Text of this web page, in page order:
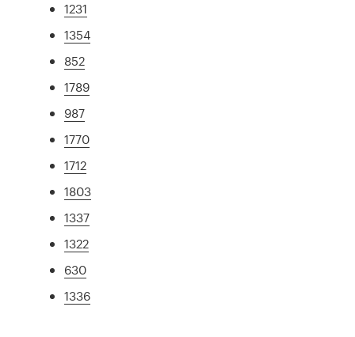
1231
1354
852
1789
987
1770
1712
1803
1337
1322
630
1336